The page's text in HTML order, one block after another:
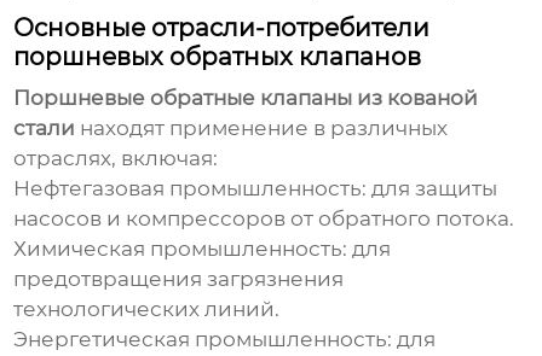
Основные отрасли-потребители
поршневых обратных клапанов
Поршневые обратные клапаны из кованой
стали находят применение в различных
отраслях, включая:
Нефтегазовая промышленность: для защиты
насосов и компрессоров от обратного потока.
Химическая промышленность: для
предотвращения загрязнения
технологических линий.
Энергетическая промышленность: для